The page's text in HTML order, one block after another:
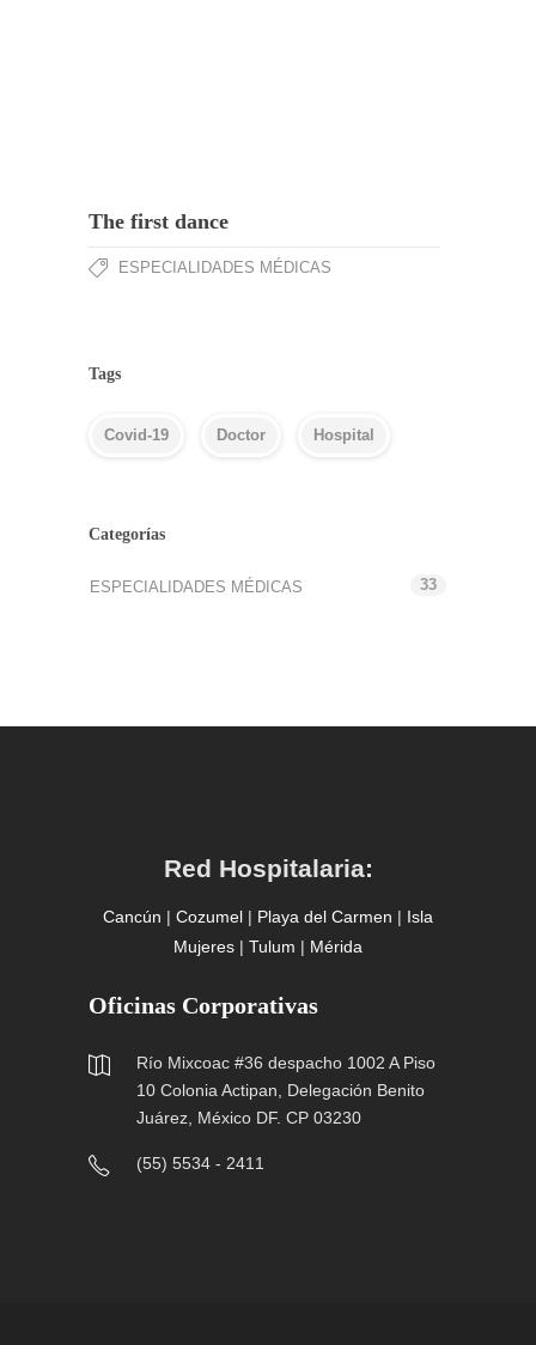
The first dance
ESPECIALIDADES MÉDICAS
Tags
Covid-19 Doctor Hospital
Categorías
ESPECIALIDADES MÉDICAS 33
Red Hospitalaria:
Cancún | Cozumel | Playa del Carmen | Isla
Mujeres | Tulum | Mérida
Oficinas Corporativas
Río Mixcoac #36 despacho 1002 A Piso
10 Colonia Actipan, Delegación Benito
Juárez, México DF. CP 03230
(55) 5534 - 2411